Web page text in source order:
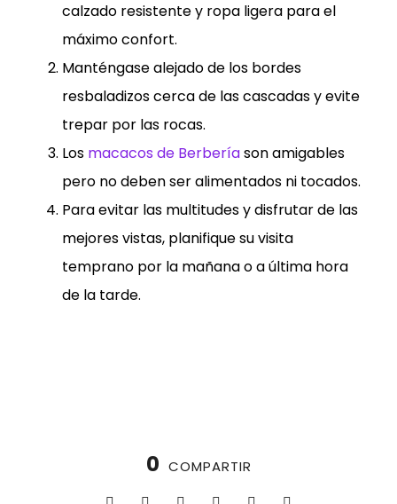
calzado resistente y ropa ligera para el
máximo confort.
Manténgase alejado de los bordes
resbaladizos cerca de las cascadas y evite
trepar por las rocas.
Los macacos de Berberíason amigables
pero no deben ser alimentados ni tocados.
Para evitar las multitudes y disfrutar de las
mejores vistas, planifique su visita
temprano por la mañana o a última hora
de la tarde.
0 COMPARTIR